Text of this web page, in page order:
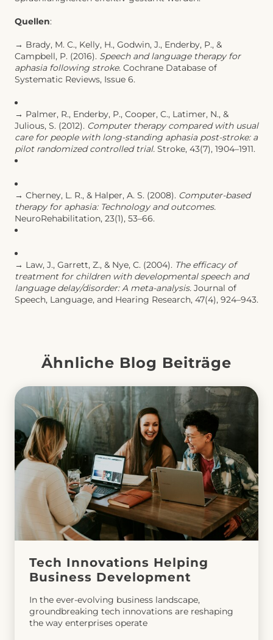
Quellen:
→ Brady, M. C., Kelly, H., Godwin, J., Enderby, P., &
Campbell, P. (2016). Speech and language therapy for
aphasia following stroke. Cochrane Database of
Systematic Reviews, Issue 6.
→ Palmer, R., Enderby, P., Cooper, C., Latimer, N., &
Julious, S. (2012). Computer therapy compared with usual
care for people with long-standing aphasia post-stroke: a
pilot randomized controlled trial. Stroke, 43(7), 1904–1911.
→ Cherney, L. R., & Halper, A. S. (2008). Computer-based
therapy for aphasia: Technology and outcomes.
NeuroRehabilitation, 23(1), 53–66.
→ Law, J., Garrett, Z., & Nye, C. (2004). The efficacy of
treatment for children with developmental speech and
language delay/disorder: A meta-analysis. Journal of
Speech, Language, and Hearing Research, 47(4), 924–943.
Ähnliche Blog Beiträge
Tech Innovations Helping
Business Development
In the ever-evolving business landscape,
groundbreaking tech innovations are reshaping
the way enterprises operate